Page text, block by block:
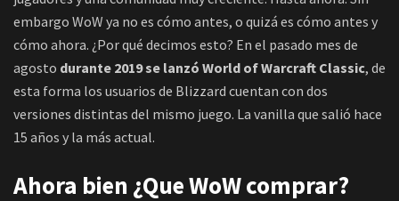
embargo WoW ya no es cómo antes, o quizá es cómo antes y
cómo ahora. ¿Por qué decimos esto? En el pasado mes de
agosto durante 2019 se lanzó World of Warcraft Classic, de
esta forma los usuarios de Blizzard cuentan con dos
versiones distintas del mismo juego. La vanilla que salió hace
15 años y la más actual.
Ahora bien ¿Que WoW comprar?